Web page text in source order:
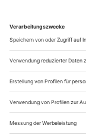
in Kraft.
Aus steuerlichen
außerhalb
ersichtlich)